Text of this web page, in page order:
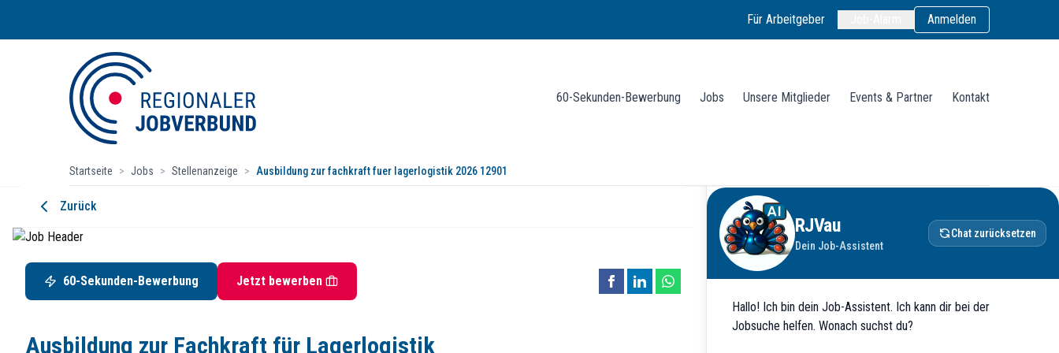
Für Arbeitgeber Anmelden
60-Sekunden-Bewerbung Jobs Unsere Mitglieder Events & Partner Kontakt
Startseite > Jobs > Stellenanzeige > Ausbildung zur fachkraft fuer lagerlogistik 2026 12901
Ausbildung zur Fachkraft für Lagerlogistik (m/w/d) 2026
ISOWA GmbH
Startdatum:
ab sofort
Ausbildungsplatz
Wir wachsen weiter, wachse mit uns und werde Teil unseres Erfolgs!
Zurück
60-Sekunden-Bewerbung Jetzt bewerben
Ausbildung zur Fachkraft für Lagerlogistik
RJVau
Dein Job-Assistent
Chat zurücksetzen
Hallo! Ich bin dein Job-Assistent. Ich kann dir bei der
Jobsuche helfen. Wonach suchst du?